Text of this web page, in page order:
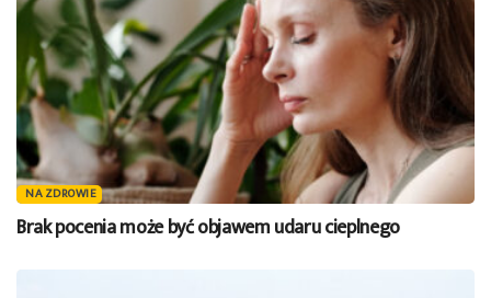
NA ZDROWIE
Brak pocenia może być objawem udaru cieplnego